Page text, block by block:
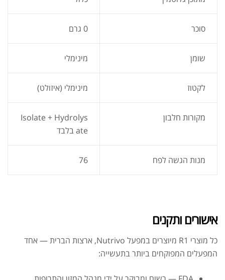
סוכר 0 גרם
שומן מינימלי
לקטוז מינימלי (איזולט)
מקורות חלבון
Isolate + Hydrolys
ate בלבד
מנות הגשה לפח 76
אישורים ותקנים
כל מוצרי R1 מיוצרים במפעל Nutrivo, ארצות הברית — אחד
המפעלים המפוקחים ביותר בתעשייה: